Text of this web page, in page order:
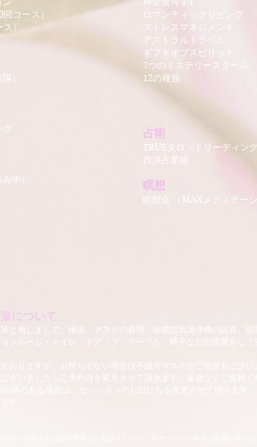
コース）
）
）
中）
ロマンティックリビング
ストレスマネジメント
アストラルトラベル
ギフトオブスピリット
7つのミステリースクール
​12の種族
​占術
TRUEタロットリーディン
西洋占星術
瞑想
瞑想会 （ MAXメディテー
について
と致しまして、検温、マスクの着用、除菌空気清浄機の設置、部
ョンルーム・トイレ・ドアノブ・テーブル・椅子などの除菌をして